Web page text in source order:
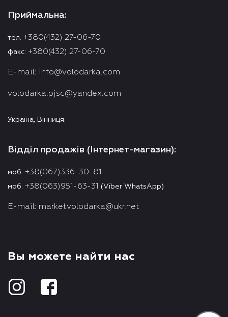
Приймальна:
тел. +380(432) 27-06-70
факс: +380(432) 27-06-70
E-mail: info@volodarka.com
volodarka.pjsc@yandex.com
Україна, Вінниця.
Відділ продажів (Інтернет-магазин):
моб. +38(067)336-30-81
моб. +38(063)951-63-31 (Viber WhatsApp)
E-mail: marketvolodarka@ukr.net
Вы можете найти нас